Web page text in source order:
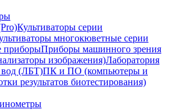
Культиваторы серии
многокюветные серии
приборыПриборы машинного зрения
изображения)Лаборатория
вод (ЛБТ)ПК и ПО (компьютеры и
результатов биотестирования)